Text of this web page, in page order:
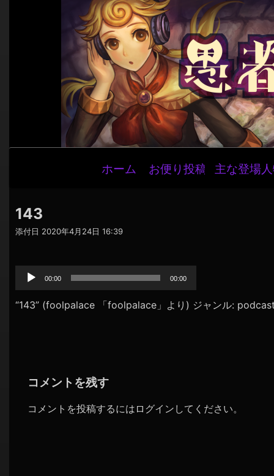
ナ
ビ
ー
シ
ョ
ホーム お便り投稿 主な登場
143
添付日 2020年4月24日 16:39
声
レ
ー
00:00 00:00
“143” (foolpalace 「foolpalace」より) ジャンル:
コメントを残す
コメントを投稿するには ログイン してください。